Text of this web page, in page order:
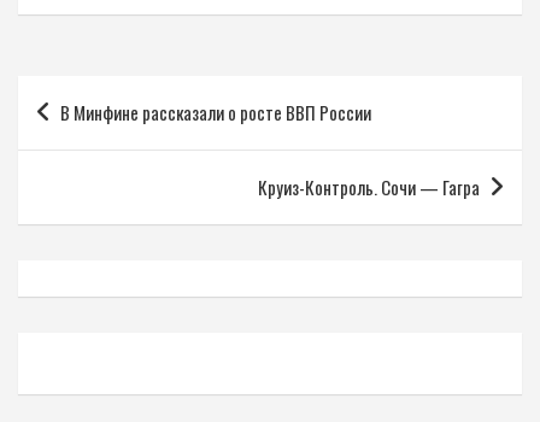
Навигация
по
В Минфине рассказали о росте ВВП России
Круиз-Контроль. Сочи — Гагра